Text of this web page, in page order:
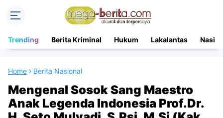
Trending Berita Kriminal Hukum Lakalantas
Home Berita Nasional
Mengenal Sosok Sang Maestro
Anak Legenda Indonesia Prof.Dr.